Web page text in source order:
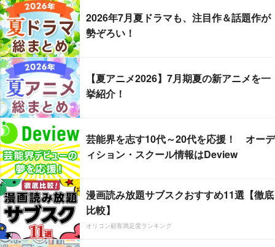
2026年7月夏ドラマも、注目作＆話題作が
勢ぞろい！
【夏アニメ2026】7月期夏の新アニメを一
挙紹介！
芸能界を志す10代～20代を応援！ オーデ
ィション・スクール情報はDeview
漫画読み放題サブスクおすすめ11選【徹底
比較】
オリコン顧客満足度ランキング